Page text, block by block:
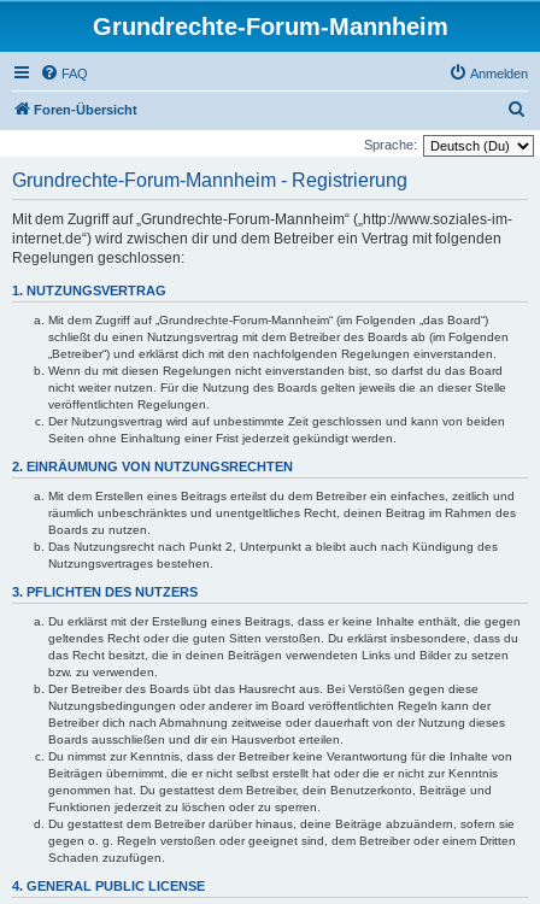
Grundrechte-Forum-Mannheim
FAQ Anmelden
Foren-Übersicht
u
Sprache:
Grundrechte-Forum-Mannheim - Registrierung
Mit dem Zugriff auf „Grundrechte-Forum-Mannheim“ („http://www.soziales-im-
internet.de“) wird zwischen dir und dem Betreiber ein Vertrag mit folgenden
Regelungen geschlossen:
1. NUTZUNGSVERTRAG
Mit dem Zugriff auf „Grundrechte-Forum-Mannheim“ (im Folgenden „das Board“)
schließt du einen Nutzungsvertrag mit dem Betreiber des Boards ab (im Folgenden
„Betreiber“) und erklärst dich mit den nachfolgenden Regelungen einverstanden.
Wenn du mit diesen Regelungen nicht einverstanden bist, so darfst du das Board
nicht weiter nutzen. Für die Nutzung des Boards gelten jeweils die an dieser Stelle
veröffentlichten Regelungen.
Der Nutzungsvertrag wird auf unbestimmte Zeit geschlossen und kann von beiden
Seiten ohne Einhaltung einer Frist jederzeit gekündigt werden.
2. EINRÄUMUNG VON NUTZUNGSRECHTEN
Mit dem Erstellen eines Beitrags erteilst du dem Betreiber ein einfaches, zeitlich und
räumlich unbeschränktes und unentgeltliches Recht, deinen Beitrag im Rahmen des
Boards zu nutzen.
Das Nutzungsrecht nach Punkt 2, Unterpunkt a bleibt auch nach Kündigung des
Nutzungsvertrages bestehen.
3. PFLICHTEN DES NUTZERS
Du erklärst mit der Erstellung eines Beitrags, dass er keine Inhalte enthält, die gegen
geltendes Recht oder die guten Sitten verstoßen. Du erklärst insbesondere, dass du
das Recht besitzt, die in deinen Beiträgen verwendeten Links und Bilder zu setzen
bzw. zu verwenden.
Der Betreiber des Boards übt das Hausrecht aus. Bei Verstößen gegen diese
Nutzungsbedingungen oder anderer im Board veröffentlichten Regeln kann der
Betreiber dich nach Abmahnung zeitweise oder dauerhaft von der Nutzung dieses
Boards ausschließen und dir ein Hausverbot erteilen.
Du nimmst zur Kenntnis, dass der Betreiber keine Verantwortung für die Inhalte von
Beiträgen übernimmt, die er nicht selbst erstellt hat oder die er nicht zur Kenntnis
genommen hat. Du gestattest dem Betreiber, dein Benutzerkonto, Beiträge und
Funktionen jederzeit zu löschen oder zu sperren.
Du gestattest dem Betreiber darüber hinaus, deine Beiträge abzuändern, sofern sie
gegen o. g. Regeln verstoßen oder geeignet sind, dem Betreiber oder einem Dritten
Schaden zuzufügen.
4. GENERAL PUBLIC LICENSE